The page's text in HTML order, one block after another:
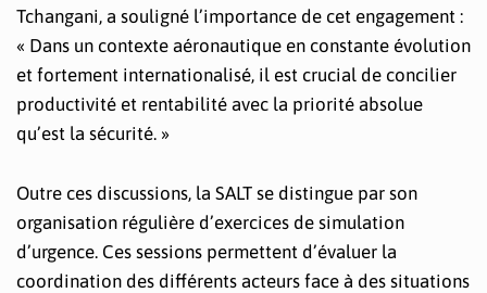
Tchangani, a souligné l’importance de cet engagement :
« Dans un contexte aéronautique en constante évolution
et fortement internationalisé, il est crucial de concilier
productivité et rentabilité avec la priorité absolue
qu’est la sécurité. »
Outre ces discussions, la SALT se distingue par son
organisation régulière d’exercices de simulation
d’urgence. Ces sessions permettent d’évaluer la
coordination des différents acteurs face à des situations